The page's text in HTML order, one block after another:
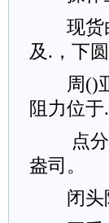
现货白
及.，下
周()亚
阻力位于
点分：
盎司。
闭头